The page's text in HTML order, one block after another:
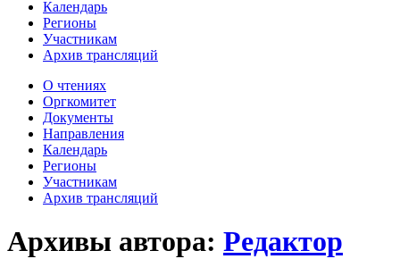
Календарь
Регионы
Участникам
Архив трансляций
О чтениях
Оргкомитет
Документы
Направления
Календарь
Регионы
Участникам
Архив трансляций
Архивы автора: Редактор